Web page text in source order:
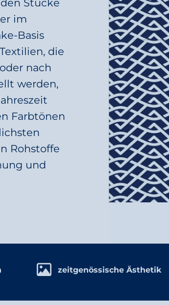
Stücke
im
Basis
die
nach
werden,
Farbtönen
Rohstoffe
und
zeitgenössische Ästhetik